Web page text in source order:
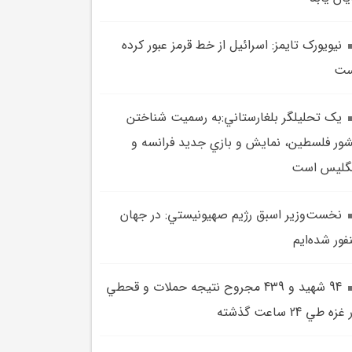
نيويورک تايمز: اسرائيل از خط قرمز عبور کرده
يک تحليلگر بلغارستاني:به رسميت شناختن
فلسطين، نمايش و بازي جديد فرانسه و
است
نخست‌وزير اسبق رژيم صهيونيستي: در جهان
شده‌ايم
94 شهيد و 439 مجروح نتيجه حملات و قحطي
طي 24 ساعت گذشته